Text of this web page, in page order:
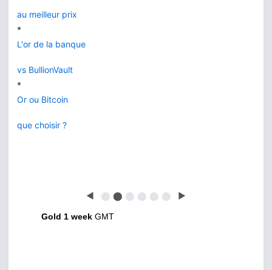
au meilleur prix
*
L'or de la banque
vs BullionVault
*
Or ou Bitcoin
que choisir ?
◀ ⬤ ⬤ ⬤ ⬤ ⬤ ⬤ ▶
Gold 1 week GMT